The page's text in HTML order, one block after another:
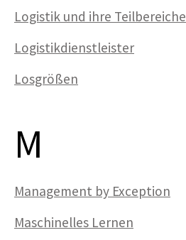
Logistik und ihre Teilbereiche
Logistikdienstleister
Losgrößen
M
Management by Exception
Maschinelles Lernen